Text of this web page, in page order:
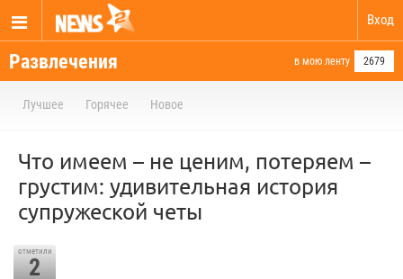
Вход
Развлечения в мою ленту 2679
Лучшее Горячее Новое
Что имеем – не ценим, потеряем –
грустим: удивительная история
супружеской четы
отметили
2